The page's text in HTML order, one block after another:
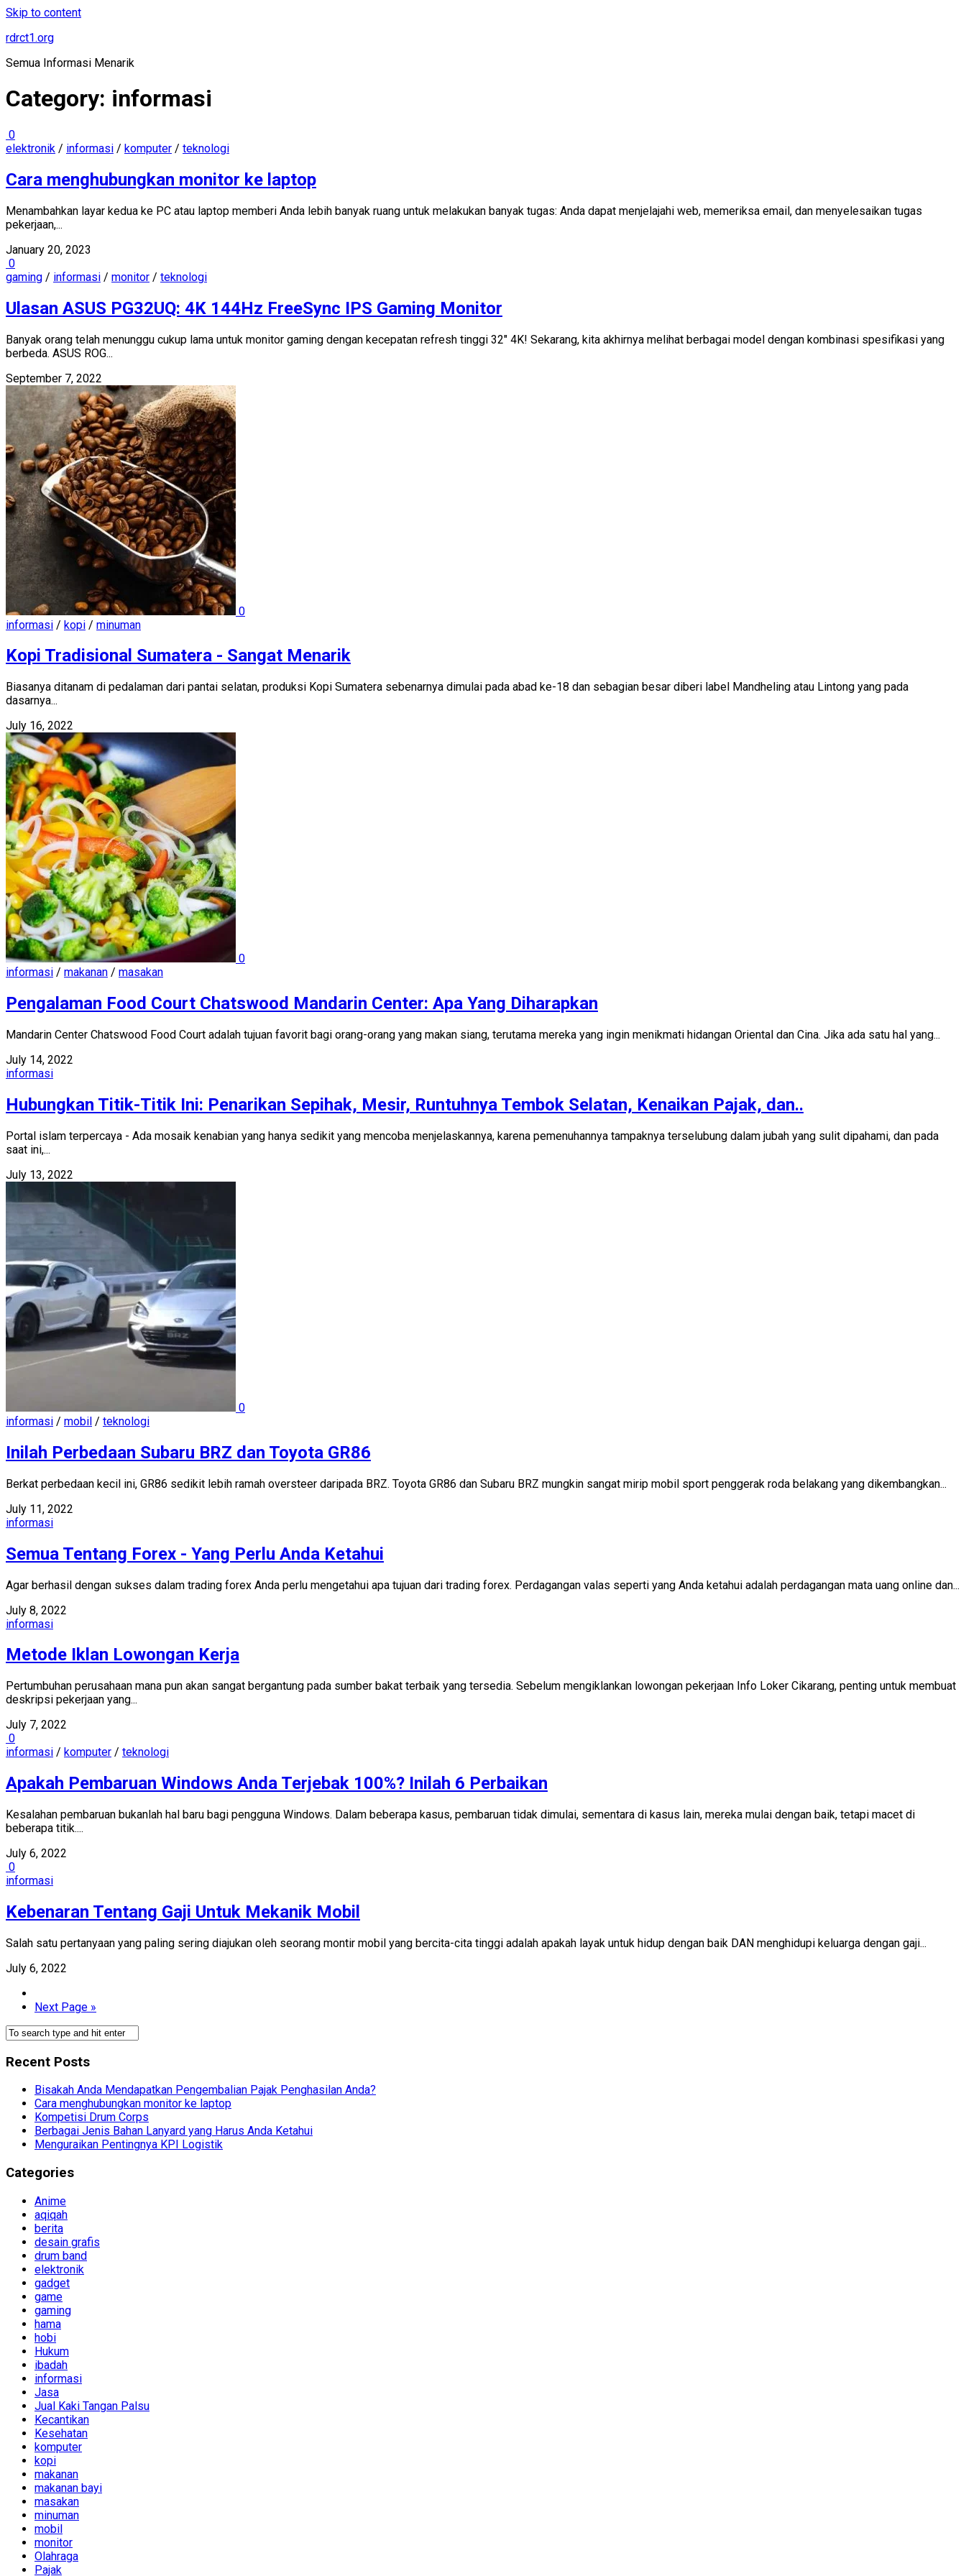
Skip to content
rdrct1.org
Semua Informasi Menarik
Category: informasi
0
elektronik / informasi / komputer / teknologi
Cara menghubungkan monitor ke laptop
Menambahkan layar kedua ke PC atau laptop memberi Anda lebih banyak ruang untuk melakukan banyak tugas: Anda dapat menjelajahi web, memeriksa email, dan menyelesaikan tugas
pekerjaan,...
January 20, 2023
0
gaming / informasi / monitor / teknologi
Ulasan ASUS PG32UQ: 4K 144Hz FreeSync IPS Gaming Monitor
Banyak orang telah menunggu cukup lama untuk monitor gaming dengan kecepatan refresh tinggi 32″ 4K! Sekarang, kita akhirnya melihat berbagai model dengan kombinasi spesifikasi yang
berbeda. ASUS ROG...
September 7, 2022
0
informasi / kopi / minuman
Kopi Tradisional Sumatera - Sangat Menarik
Biasanya ditanam di pedalaman dari pantai selatan, produksi Kopi Sumatera sebenarnya dimulai pada abad ke-18 dan sebagian besar diberi label Mandheling atau Lintong yang pada
dasarnya...
July 16, 2022
0
informasi / makanan / masakan
Pengalaman Food Court Chatswood Mandarin Center: Apa Yang Diharapkan
Mandarin Center Chatswood Food Court adalah tujuan favorit bagi orang-orang yang makan siang, terutama mereka yang ingin menikmati hidangan Oriental dan Cina. Jika ada satu hal yang...
July 14, 2022
informasi
Hubungkan Titik-Titik Ini: Penarikan Sepihak, Mesir, Runtuhnya Tembok Selatan, Kenaikan Pajak, dan..
Portal islam terpercaya - Ada mosaik kenabian yang hanya sedikit yang mencoba menjelaskannya, karena pemenuhannya tampaknya terselubung dalam jubah yang sulit dipahami, dan pada
saat ini,...
July 13, 2022
0
informasi / mobil / teknologi
Inilah Perbedaan Subaru BRZ dan Toyota GR86
Berkat perbedaan kecil ini, GR86 sedikit lebih ramah oversteer daripada BRZ. Toyota GR86 dan Subaru BRZ mungkin sangat mirip mobil sport penggerak roda belakang yang dikembangkan...
July 11, 2022
informasi
Semua Tentang Forex - Yang Perlu Anda Ketahui
Agar berhasil dengan sukses dalam trading forex Anda perlu mengetahui apa tujuan dari trading forex. Perdagangan valas seperti yang Anda ketahui adalah perdagangan mata uang online dan...
July 8, 2022
informasi
Metode Iklan Lowongan Kerja
Pertumbuhan perusahaan mana pun akan sangat bergantung pada sumber bakat terbaik yang tersedia. Sebelum mengiklankan lowongan pekerjaan Info Loker Cikarang, penting untuk membuat
deskripsi pekerjaan yang...
July 7, 2022
0
informasi / komputer / teknologi
Apakah Pembaruan Windows Anda Terjebak 100%? Inilah 6 Perbaikan
Kesalahan pembaruan bukanlah hal baru bagi pengguna Windows. Dalam beberapa kasus, pembaruan tidak dimulai, sementara di kasus lain, mereka mulai dengan baik, tetapi macet di
beberapa titik....
July 6, 2022
0
informasi
Kebenaran Tentang Gaji Untuk Mekanik Mobil
Salah satu pertanyaan yang paling sering diajukan oleh seorang montir mobil yang bercita-cita tinggi adalah apakah layak untuk hidup dengan baik DAN menghidupi keluarga dengan gaji...
July 6, 2022
Next Page »
Recent Posts
Bisakah Anda Mendapatkan Pengembalian Pajak Penghasilan Anda?
Cara menghubungkan monitor ke laptop
Kompetisi Drum Corps
Berbagai Jenis Bahan Lanyard yang Harus Anda Ketahui
Menguraikan Pentingnya KPI Logistik
Categories
Anime
aqiqah
berita
desain grafis
drum band
elektronik
gadget
game
gaming
hama
hobi
Hukum
ibadah
informasi
Jasa
Jual Kaki Tangan Palsu
Kecantikan
Kesehatan
komputer
kopi
makanan
makanan bayi
masakan
minuman
mobil
monitor
Olahraga
Pajak